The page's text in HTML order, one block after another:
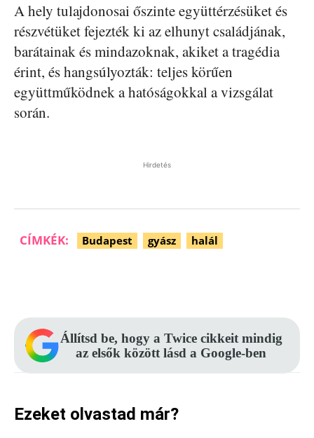
A hely tulajdonosai őszinte együttérzésüket és
részvétüket fejezték ki az elhunyt családjának,
barátainak és mindazoknak, akiket a tragédia
érint, és hangsúlyozták: teljes körűen
együttműködnek a hatóságokkal a vizsgálat
során.
Hirdetés
CÍMKÉK: Budapest gyász halál
Állítsd be, hogy a Twice cikkeit mindig
az elsők között lásd a Google-ben
Ezeket olvastad már?